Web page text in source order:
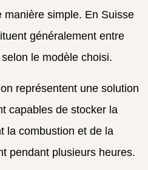
manière simple. En Suisse
généralement entre
selon le modèle choisi.
représentent une solution
capables de stocker la
la combustion et de la
pendant plusieurs heures.